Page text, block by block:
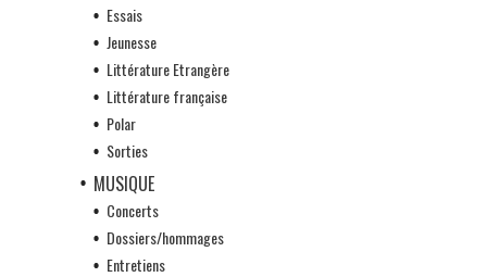
Essais
Jeunesse
Littérature Etrangère
Littérature française
Polar
Sorties
MUSIQUE
Concerts
Dossiers/hommages
Entretiens